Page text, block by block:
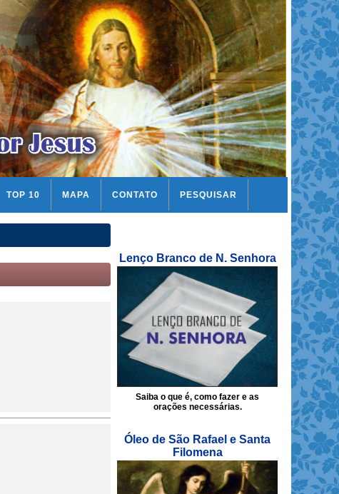
TOP 10 MAPA CONTATO PESQUISAR
Lenço Branco de N. Senhora
Saiba o que é, como fazer e as
orações necessárias.
Óleo de São Rafael e Santa
Filomena